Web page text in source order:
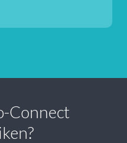
Connect